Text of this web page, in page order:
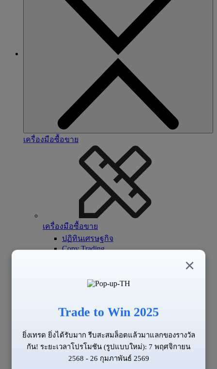
เครื่องมือซื้อขาย
เครื่องมือซื้อขาย
ปฏิทินเศรษฐกิจ
Copy Trading
ข้อมูลของตลาด
ข่าวสาร
×
Trade to Win 2025
ยิ่งเทรด ยิ่งได้รับมาก รีบสะสมล็อตแล้วมาแลกของรางวัล
กัน! ระยะเวลาโปรโมชัน (รูปแบบใหม่): 7 พฤศจิกายน
2568 - 26 กุมภาพันธ์ 2569